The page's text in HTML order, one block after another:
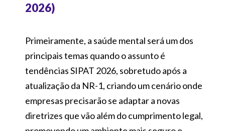
2026)
Primeiramente, a saúde mental será um dos
principais temas quando o assunto é
tendências SIPAT 2026, sobretudo após a
atualização da NR-1, criando um cenário onde
empresas precisarão se adaptar a novas
diretrizes que vão além do cumprimento legal,